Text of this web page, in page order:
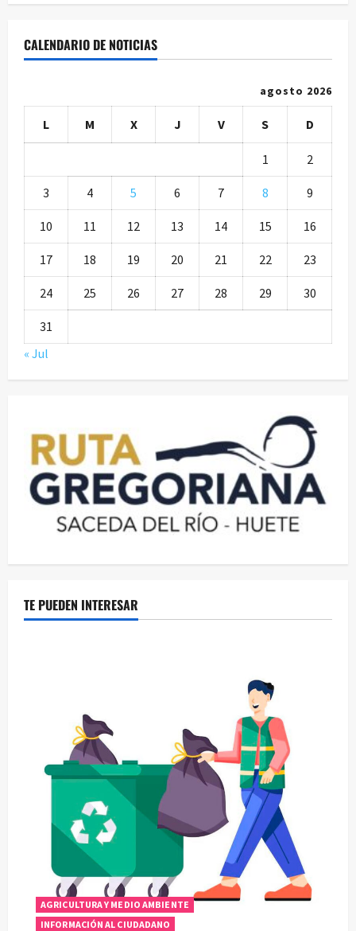
CALENDARIO DE NOTICIAS
agosto 2026
L M X J V S D
1 2
3 4 5 6 7 8 9
10 11 12 13 14 15 16
17 18 19 20 21 22 23
24 25 26 27 28 29 30
31
« Jul
TE PUEDEN INTERESAR
AGRICULTURA Y MEDIO AMBIENTE
INFORMACIÓN AL CIUDADANO